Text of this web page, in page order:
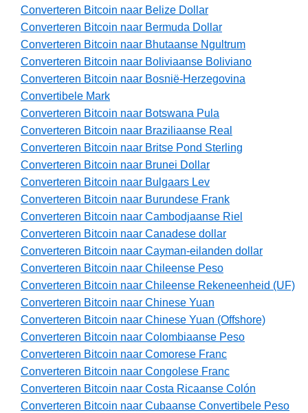
Converteren Bitcoin naar Belize Dollar
Converteren Bitcoin naar Bermuda Dollar
Converteren Bitcoin naar Bhutaanse Ngultrum
Converteren Bitcoin naar Boliviaanse Boliviano
Converteren Bitcoin naar Bosnië-Herzegovina
Convertibele Mark
Converteren Bitcoin naar Botswana Pula
Converteren Bitcoin naar Braziliaanse Real
Converteren Bitcoin naar Britse Pond Sterling
Converteren Bitcoin naar Brunei Dollar
Converteren Bitcoin naar Bulgaars Lev
Converteren Bitcoin naar Burundese Frank
Converteren Bitcoin naar Cambodjaanse Riel
Converteren Bitcoin naar Canadese dollar
Converteren Bitcoin naar Cayman-eilanden dollar
Converteren Bitcoin naar Chileense Peso
Converteren Bitcoin naar Chileense Rekeneenheid (UF)
Converteren Bitcoin naar Chinese Yuan
Converteren Bitcoin naar Chinese Yuan (Offshore)
Converteren Bitcoin naar Colombiaanse Peso
Converteren Bitcoin naar Comorese Franc
Converteren Bitcoin naar Congolese Franc
Converteren Bitcoin naar Costa Ricaanse Colón
Converteren Bitcoin naar Cubaanse Convertibele Peso